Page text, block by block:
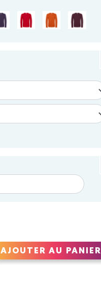
AJOUTER AU PANIER